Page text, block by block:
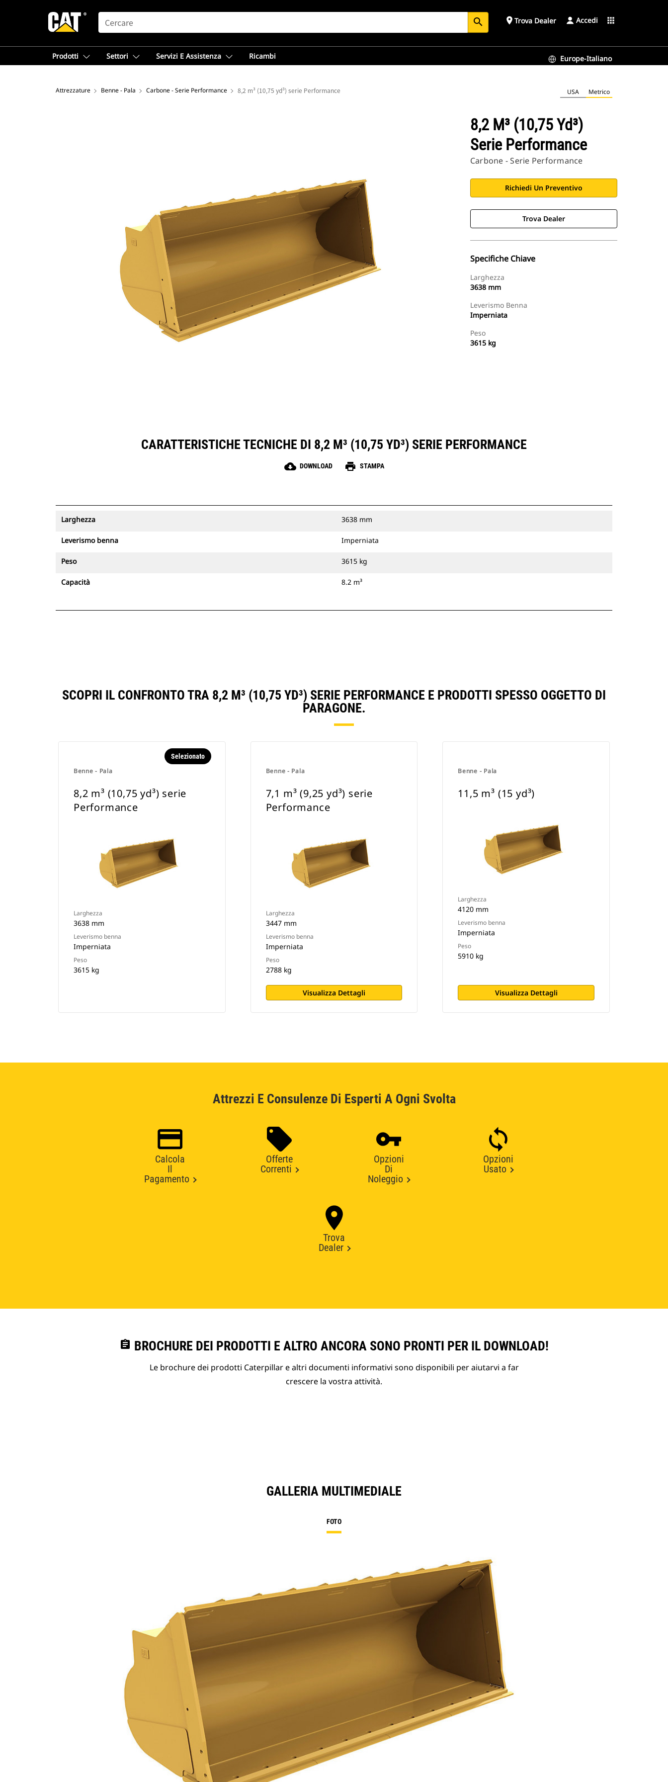
SEARCH search place Trova Dealer Accedi apps
Prodotti Settori Servizi E Assistenza Ricambi Europe-Italiano
Attrezzature Benne - Pala Carbone - Serie Performance 8,2 m³ (10,75 yd³) serie Performance USA Metrico
8,2 M³ (10,75 Yd³)
Serie Performance
Carbone - Serie Performance
Richiedi Un Preventivo
Trova Dealer
Specifiche Chiave
Larghezza
3638 mm
Leverismo Benna
Imperniata
Peso
3615 kg
CARATTERISTICHE TECNICHE DI 8,2 M³ (10,75 YD³) SERIE PERFORMANCE
cloud_download DOWNLOAD print STAMPA
Larghezza 3638 mm
Leverismo benna Imperniata
Peso 3615 kg
Capacità 8.2 m³
SCOPRI IL CONFRONTO TRA 8,2 M³ (10,75 YD³) SERIE PERFORMANCE E PRODOTTI SPESSO OGGETTO DI
PARAGONE.
Benne - Pala
Selezionato
8,2 m³ (10,75 yd³) serie
Performance
Larghezza
3638 mm
Leverismo benna
Imperniata
Peso
3615 kg
Benne - Pala
7,1 m³ (9,25 yd³) serie
Performance
Larghezza
3447 mm
Leverismo benna
Imperniata
Peso
2788 kg
Visualizza Dettagli
Benne - Pala
11,5 m³ (15 yd³)
Larghezza
4120 mm
Leverismo benna
Imperniata
Peso
5910 kg
Visualizza Dettagli
Attrezzi E Consulenze Di Esperti A Ogni Svolta
Calcola
Il
Pagamento
Offerte
Correnti
Opzioni
Di
Noleggio
Opzioni
Usato
Trova
Dealer
assignment BROCHURE DEI PRODOTTI E ALTRO ANCORA SONO PRONTI PER IL DOWNLOAD!
Le brochure dei prodotti Caterpillar e altri documenti informativi sono disponibili per aiutarvi a far
crescere la vostra attività.
GALLERIA MULTIMEDIALE
FOTO